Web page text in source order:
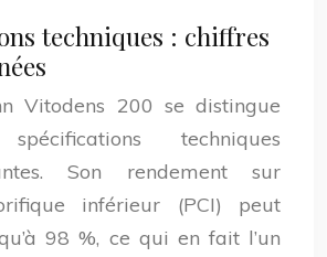
techniques : chiffres
Vitodens 200 se distingue
techniques
Son rendement sur
inférieur (PCI) peut
98 %, ce qui en fait l’un